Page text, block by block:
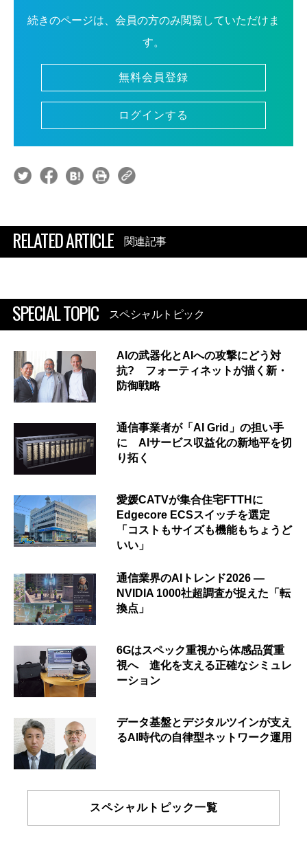
続きのページは、会員の方のみ閲覧していただけま
す。
無料会員登録
ログインする
RELATED ARTICLE 関連記事
SPECIAL TOPIC スペシャルトピック
AIの武器化とAIへの攻撃にどう対
抗? フォーティネットが描く新・
防御戦略
通信事業者が「AI Grid」の担い手
に AIサービス収益化の新地平を切
り拓く
愛媛CATVが集合住宅FTTHに
Edgecore ECSスイッチを選定
「コストもサイズも機能もちょうど
いい」
通信業界のAIトレンド2026 ―
NVIDIA 1000社超調査が捉えた「転
換点」
6Gはスペック重視から体感品質重
視へ 進化を支える正確なシミュレ
ーション
データ基盤とデジタルツインが支え
るAI時代の自律型ネットワーク運用
スペシャルトピック一覧